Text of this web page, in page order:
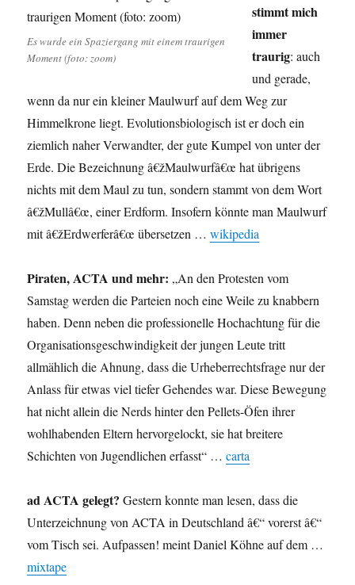
Es wurde ein Spaziergang mit einem traurigen
Moment (foto: zoom)
stimmt mich
immer
traurig: auch
und gerade,
wenn da nur ein kleiner Maulwurf auf dem Weg zur
Himmelkrone liegt. Evolutionsbiologisch ist er doch ein
ziemlich naher Verwandter, der gute Kumpel von unter der
Erde. Die Bezeichnung â€žMaulwurfâ€œ hat übrigens
nichts mit dem Maul zu tun, sondern stammt von dem Wort
â€žMullâ€œ, einer Erdform. Insofern könnte man Maulwurf
mit â€žErdwerferâ€œ übersetzen …wikipedia
Piraten, ACTA und mehr: „An den Protesten vom
Samstag werden die Parteien noch eine Weile zu knabbern
haben. Denn neben die professionelle Hochachtung für die
Organisationsgeschwindigkeit der jungen Leute tritt
allmählich die Ahnung, dass die Urheberrechtsfrage nur der
Anlass für etwas viel tiefer Gehendes war. Diese Bewegung
hat nicht allein die Nerds hinter den Pellets-Öfen ihrer
wohlhabenden Eltern hervorgelockt, sie hat breitere
Schichten von Jugendlichen erfasst“ …carta
ad ACTA gelegt? Gestern konnte man lesen, dass die
Unterzeichnung von ACTA in Deutschland â€“ vorerst â€“
vom Tisch sei. Aufpassen! meint Daniel Köhne auf dem …
mixtape